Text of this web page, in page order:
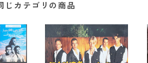
じカテゴリの商品